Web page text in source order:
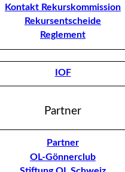
Kontakt Rekurskommission
Rekursentscheide
Reglement
IOF
Partner
Partner
OL-Gönnerclub